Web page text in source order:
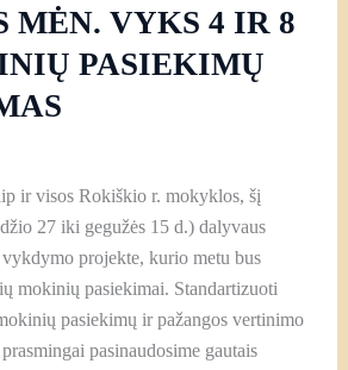
MĖN. VYKS 4 IR 8
PASIEKIMŲ
ir visos Rokiškio r. mokyklos, šį
27 iki gegužės 15 d.) dalyvaus
vykdymo projekte, kurio metu bus
mokinių pasiekimai. Standartizuoti
pasiekimų ir pažangos vertinimo
pasinaudosime gautais